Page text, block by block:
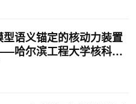
型语义锚定的核动力装置
哈尔滨工程大学核科学